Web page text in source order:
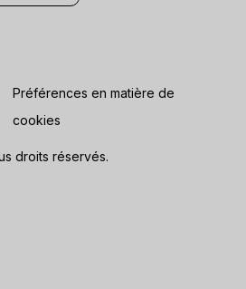
droits réservés.
Préférences en matière de
cookies